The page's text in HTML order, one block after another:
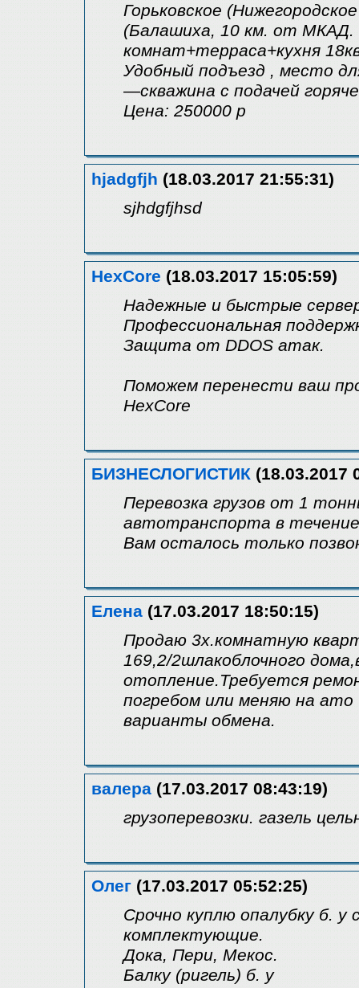
Горьковское
(Балашиха, 10 км. от
комнат+терраса+кухня
Удобный подъезд , место
—скважина с подачей
Цена: 250000 р
hjadgfjh (18.03.2017 21:55:31)
sjhdgfjhsd
HexCore (18.03.2017 15:05:59)
Надежные и быстрые
Профессиональная
Защита от DDOS атак.
Поможем перенести ваш
HexCore
БИЗНЕСЛОГИСТИК (18.03.2017
Перевозка грузов от 1
автотранспорта в
Вам осталось только
Елена (17.03.2017 18:50:15)
Продаю 3х.комнатную
169,2/2шлакоблочного
отопление.Требуется
погребом или меняю на
варианты обмена.
валера (17.03.2017 08:43:19)
грузоперевозки. газель
Олег (17.03.2017 05:52:25)
Срочно куплю опалубку б.
комплектующие.
Дока, Пери, Мекос.
Балку (ригель) б. у